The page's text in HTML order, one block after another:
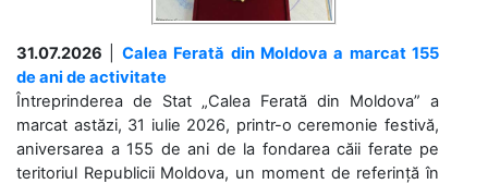
31.07.2026
Calea Ferată din Moldova a marcat 155
de ani de activitate
Întreprinderea de Stat „Calea Ferată din Moldova” a
marcat astăzi, 31 iulie 2026, printr-o ceremonie festivă,
aniversarea a 155 de ani de la fondarea căii ferate pe
teritoriul Republicii Moldova, un moment de referință în